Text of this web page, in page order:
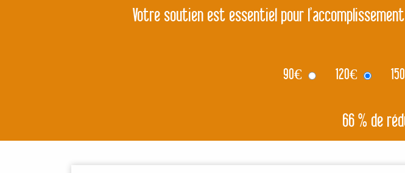
Votre soutien est essentiel pour
90€ 120€ 150
66 % de